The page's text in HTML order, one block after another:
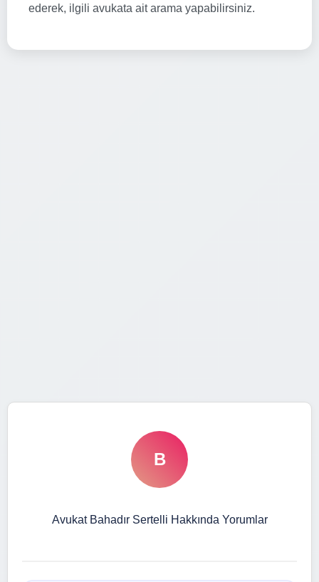
ederek, ilgili avukata ait arama yapabilirsiniz.
B
Avukat Bahadır Sertelli Hakkında Yorumlar